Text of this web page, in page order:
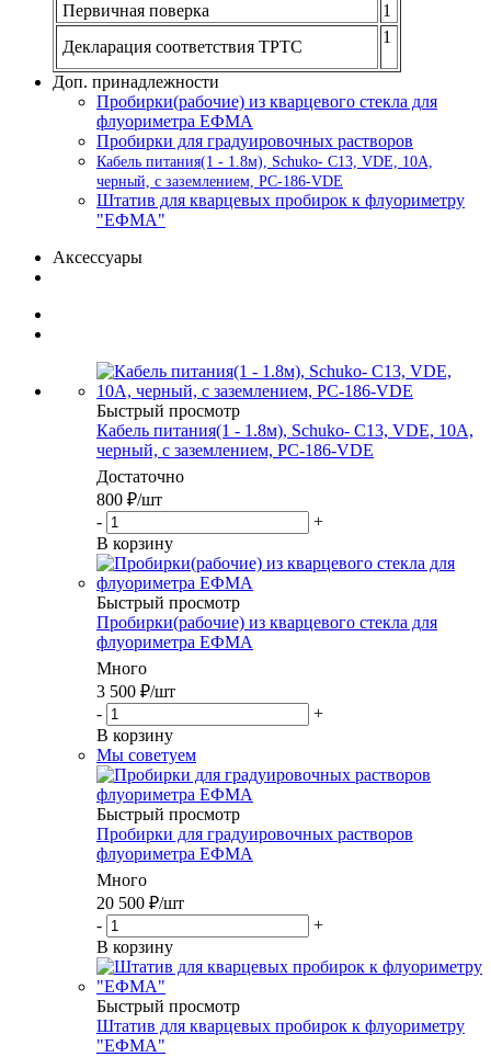
Первичная поверка
1
Декларация соответствия ТРТС
1
Доп. принадлежности
Пробирки(рабочие) из кварцевого стекла для
флуориметра ЕФМА
Пробирки для градуировочных растворов
Кабель питания(1 - 1.8м), Schuko- C13, VDE, 10А,
черный, с заземлением, PC-186-VDE
Штатив для кварцевых пробирок к флуориметру
"ЕФМА"
Аксессуары
Быстрый просмотр
Кабель питания(1 - 1.8м), Schuko- C13, VDE, 10А,
черный, с заземлением, PC-186-VDE
Достаточно
800 ₽/шт
-
+
В корзину
Быстрый просмотр
Пробирки(рабочие) из кварцевого стекла для
флуориметра ЕФМА
Много
3 500 ₽/шт
-
+
В корзину
Мы советуем
Быстрый просмотр
Пробирки для градуировочных растворов
флуориметра ЕФМА
Много
20 500 ₽/шт
-
+
В корзину
Быстрый просмотр
Штатив для кварцевых пробирок к флуориметру
"ЕФМА"